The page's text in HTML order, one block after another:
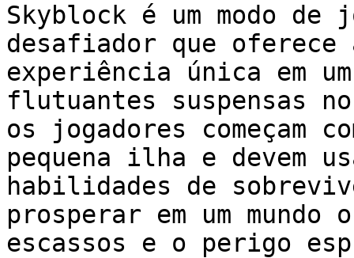
Skyblock é um modo de
desafiador que oferece
experiência única em
flutuantes suspensas
os jogadores começam
pequena ilha e devem
habilidades de
prosperar em um mundo
escassos e o perigo